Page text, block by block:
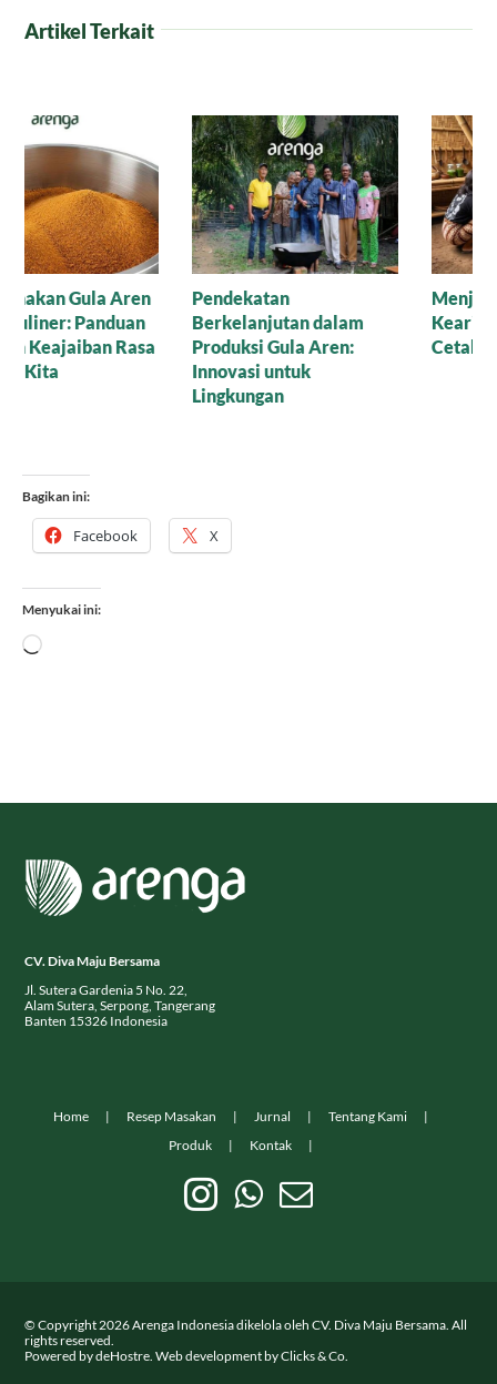
Artikel Terkait
Menjejak Sejarah dan
Kearifan Lokal di Balik
Cetakan Gula Batok
Perbedaan Gula Aren
dan Gula Merah: Si Manis
Mana yang Paling Setia
Menemani Harimu?
Bagikan ini:
Menyukai ini:
Memuat...
Jl. Sutera Gardenia 5 No. 22,
Alam Sutera, Serpong, Tangerang
Banten 15326 Indonesia
Produk
Kontak
rights reserved.
Powered bydeHostre. Web development byClicks & Co.